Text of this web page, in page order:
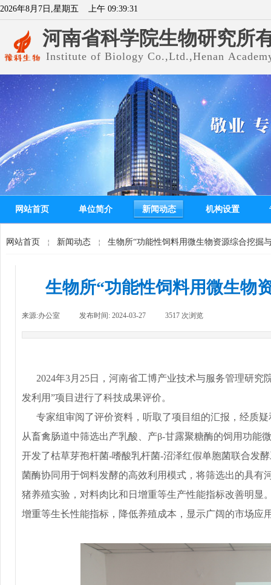
Institute of Biology Co.,Ltd.,Henan
2026年8月 7 日 ,星期五 上午 09:39:32
河南省科学院生物研究所
网站首页 单位简介 新闻动态 机构设置
网站首页 ￤ 新闻动态 ￤ 生物所“功能性饲料用微生物资源综合挖掘
生物所“功能性饲料用微生物
来源:办公室 发布时间: 2024-03-27 3517 次浏览
2024年3月25日，河南省工博产业技术与服务管理研究
发利用”项目进行了科技成果评价。
专家组审阅了评价资料，听取了项目组的汇报，经质疑
从畜禽肠道中筛选出产乳酸、产β-甘露聚糖酶的饲用功能
开发了枯草芽孢杆菌-嗜酸乳杆菌-沼泽红假单胞菌联合发
菌酶协同用于饲料发酵的高效利用模式，将筛选出的具有
猪养殖实验，对料肉比和日增重等生产性能指标改善明
增重等生长性能指标，降低养殖成本，显示广阔的市场